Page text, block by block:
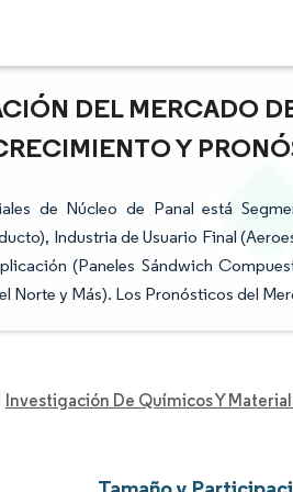
DEL MERCADO
Y
de Núcleo de Panal está
Industria de Usuario Final
(Paneles Sándwich
y Más). Los Pronósticos del
Investigación De Químicos Y